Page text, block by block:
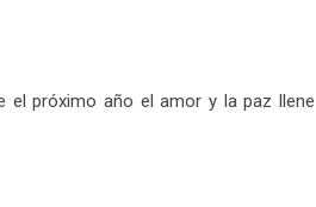
el próximo año el amor y la paz llene